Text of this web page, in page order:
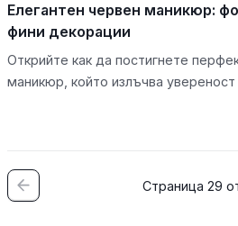
Елегантен червен маникюр:
фини декорации
Открийте как да постигнете
маникюр, който излъчва увереност
Страница 29